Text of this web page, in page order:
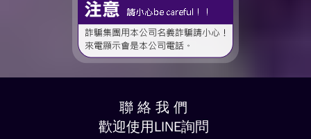
聯 絡 我 們
歡迎使用LINE詢問